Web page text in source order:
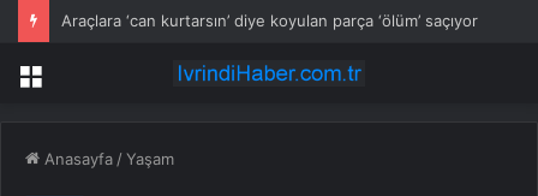
Araçlara ‘can kurtarsın’ diye koyulan parça ‘ölüm’ saçıyor
Menü
Anasayfa /Yaşam